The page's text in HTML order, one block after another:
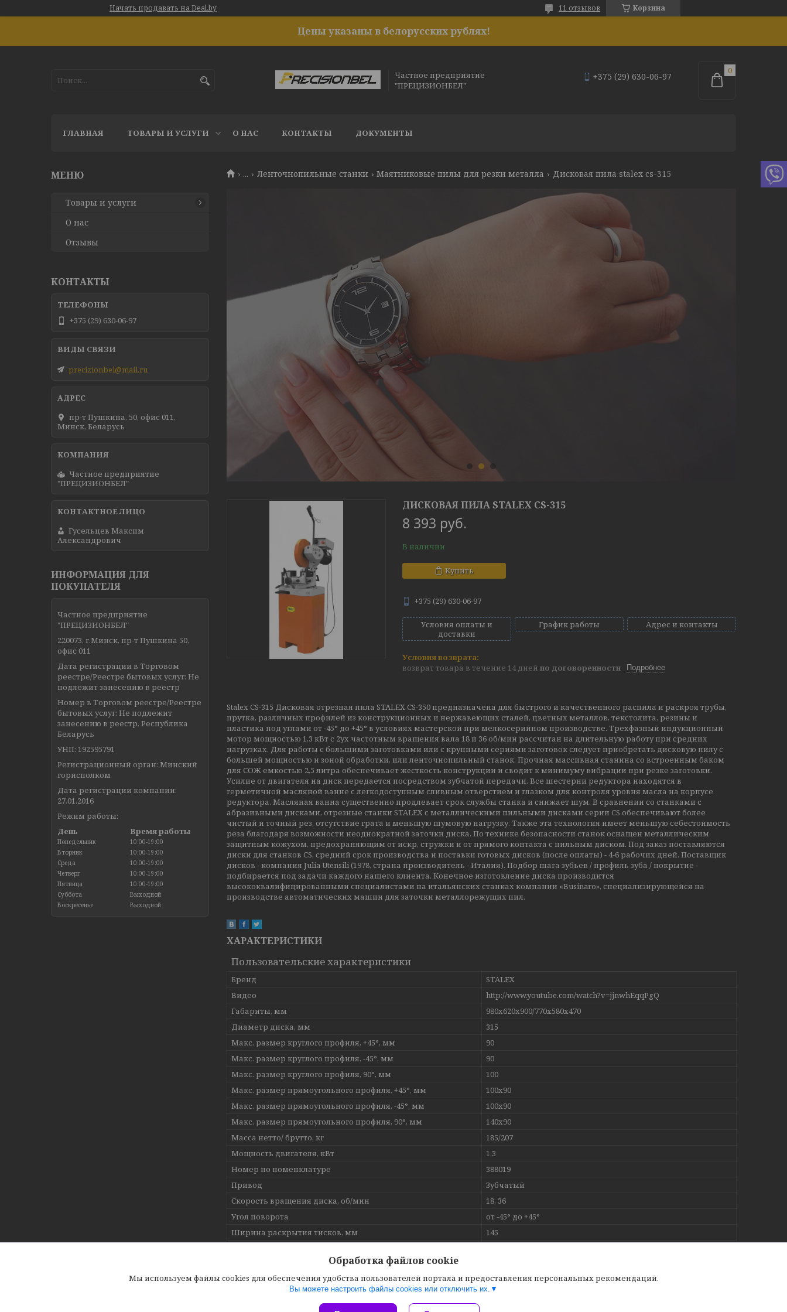
Начать продавать на Deal.by Корзина
11 отзывов
Цены указаны в белорусских рублях!
Частное предприятие
"ПРЕЦИЗИОНБЕЛ"
+375 (29) 630-06-97
ГЛАВНАЯ ТОВАРЫ И УСЛУГИ О НАС КОНТАКТЫ ДОКУМЕНТЫ
... Ленточнопильные станки Маятниковые пилы для резки металла Дисковая пила stalex cs-315
ДИСКОВАЯ ПИЛА STALEX CS-315
8 393 руб.
В наличии
Купить
+375 (29) 630-06-97
Условия оплаты и
доставки
График работы Адрес и контакты
возврат товара в течение 14 дней по договоренности Подробнее
Stalex CS-315 Дисковая отрезная пила STALEX CS-350 предназначена для быстрого и качественного распила и раскроя трубы,
прутка, различных профилей из конструкционных и нержавеющих сталей, цветных металлов, текстолита, резины и
пластика под углами от -45° до +45° в условиях мастерской при мелкосерийном производстве. Трехфазный индукционный
мотор мощностью 1,3 кВт с 2ух частотным вращения вала 18 и 36 об/мин рассчитан на длительную работу при средних
нагрузках. Для работы с большими заготовками или с крупными сериями заготовок следует приобретать дисковую пилу с
большей мощностью и зоной обработки, или ленточнопильный станок. Прочная массивная станина со встроенным баком
для СОЖ емкостью 2,5 литра обеспечивает жeсткость конструкции и сводит к минимуму вибрации при резке заготовки.
Усилие от двигателя на диск передается посредством зубчатой передачи. Все шестерни редуктора находятся в
герметичной масляной ванне с легкодоступным сливным отверстием и глазком для контроля уровня масла на корпусе
редуктора. Масляная ванна существенно продлевает срок службы станка и снижает шум. В сравнении со станками с
абразивными дисками, отрезные станки STALEX с металлическими пильными дисками серии CS обеспечивают более
чистый и точный рез, отсутствие грата и меньшую шумовую нагрузку. Также эта технология имеет меньшую себестоимость
реза благодаря возможности неоднократной заточки диска. По технике безопасности станок оснащен металлическим
защитным кожухом, предохраняющим от искр, стружки и от прямого контакта с пильным диском. Под заказ поставляются
диски для станков CS, средний срок производства и поставки готовых дисков (после оплаты) - 4-6 рабочих дней. Поставщик
дисков - компания Julia Utensili (1978, страна производитель - Италия). Подбор шага зубьев / профиль зуба / покрытие -
подбирается под задачи каждого нашего клиента. Конечное изготовление диска производится
высококвалифицированными специалистами на итальянских станках компании «Businaro», специализирующейся на
производстве автоматических машин для заточки металлорежущих пил.
ХАРАКТЕРИСТИКИ
Пользовательские характеристики
Бренд
STALEX
Видео
http://www.youtube.com/watch?v=jjnwhEqqPgQ
Габариты, мм
980х620х900/770x580x470
Диаметр диска, мм
315
Макс. размер круглого профиля, +45°, мм
90
Макс. размер круглого профиля, -45°, мм
90
Макс. размер круглого профиля, 90°, мм
100
Макс. размер прямоугольного профиля, +45°, мм
100x90
Макс. размер прямоугольного профиля, -45°, мм
100x90
Макс. размер прямоугольного профиля, 90°, мм
140x90
Масса нетто/ брутто, кг
185/207
Мощность двигателя, кВт
1.3
Номер по номенклатуре
388019
Привод
Зубчатый
Скорость вращения диска, об/мин
18, 36
Угол поворота
от -45° до +45°
Ширина раскрытия тисков, мм
145
ИНФОРМАЦИЯ ДЛЯ ЗАКАЗА
Цена: 8 393руб.
Товары и услуги
О нас
Отзывы
КОНТАКТЫ
+375 (29) 630-06-97
precizionbel@mail.ru
пр-т Пушкина, 50, офис 011,
Минск, Беларусь
Частное предприятие
"ПРЕЦИЗИОНБЕЛ"
Гусельцев Максим
Александрович
ИНФОРМАЦИЯ ДЛЯ
ПОКУПАТЕЛЯ
Частное предприятие
"ПРЕЦИЗИОНБЕЛ"
220073, г.Минск, пр-т Пушкина 50,
офис 011
Дата регистрации в Торговом
реестре/Реестре бытовых услуг: Не
подлежит занесению в реестр
Номер в Торговом реестре/Реестре
бытовых услуг: Не подлежит
занесению в реестр, Республика
Беларусь
УНП: 192595791
Регистрационный орган: Минский
горисполком
Дата регистрации компании:
27.01.2016
Режим работы:
День
Время работы
Понедельник
10:00-19:00
Вторник
10:00-19:00
Среда
10:00-19:00
Четверг
10:00-19:00
Пятница
10:00-19:00
Суббота
Выходной
Воскресенье
Выходной
Обработка файлов cookie
Мы используем файлы cookies для обеспечения удобства пользователей портала и предоставления персональных рекомендаций.
Вы можете настроить файлы cookies или отключить их.